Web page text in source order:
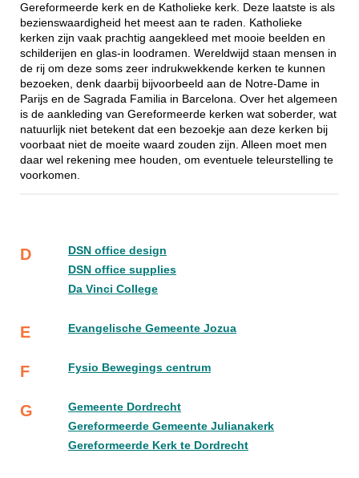
Gereformeerde kerk en de Katholieke kerk. Deze laatste is als
bezienswaardigheid het meest aan te raden. Katholieke
kerken zijn vaak prachtig aangekleed met mooie beelden en
schilderijen en glas-in loodramen. Wereldwijd staan mensen in
de rij om deze soms zeer indrukwekkende kerken te kunnen
bezoeken, denk daarbij bijvoorbeeld aan de Notre-Dame in
Parijs en de Sagrada Familia in Barcelona. Over het algemeen
is de aankleding van Gereformeerde kerken wat soberder, wat
natuurlijk niet betekent dat een bezoekje aan deze kerken bij
voorbaat niet de moeite waard zouden zijn. Alleen moet men
daar wel rekening mee houden, om eventuele teleurstelling te
voorkomen.
D
DSN office design
DSN office supplies
Da Vinci College
E Evangelische Gemeente Jozua
F Fysio Bewegings centrum
G
Gemeente Dordrecht
Gereformeerde Gemeente Julianakerk
Gereformeerde Kerk te Dordrecht